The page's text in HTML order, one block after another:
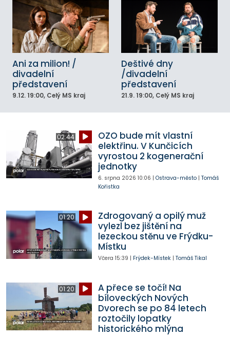
Ani za milion! /
divadelní
představení
9.12. 19:00, Celý MS kraj
Deštivé dny
/divadelní
představení
21.9. 19:00, Celý MS kraj
02:44
OZO bude mít vlastní
elektřinu. V Kunčicích
vyrostou 2 kogenerační
jednotky
6. srpna 2026 10:06 | Ostrava-město| Tomáš
Kořistka
01:20
Zdrogovaný a opilý muž
vylezl bez jištění na
lezeckou stěnu ve Frýdku-
Místku
Včera 15:39 | Frýdek-Místek| Tomáš Tikal
01:20
A přece se točí! Na
bíloveckých Nových
Dvorech se po 84 letech
roztočily lopatky
historického mlýna